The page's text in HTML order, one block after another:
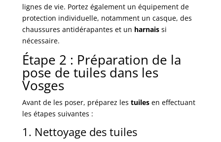
lignes de vie. Portez également un équipement de
protection individuelle, notamment un casque, des
chaussures antidérapantes et un harnaissi
nécessaire.
Étape 2 : Préparation de la
pose de tuiles dans les
Vosges
Avant de les poser, préparez les tuilesen effectuant
les étapes suivantes :
1. Nettoyage des tuiles